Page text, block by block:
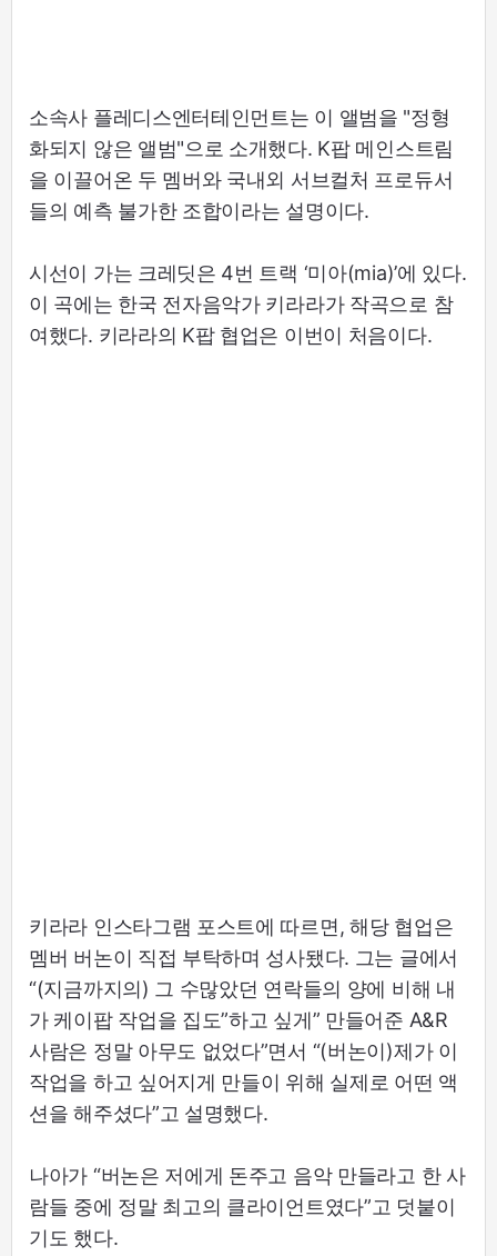
소속사 플레디스엔터테인먼트는 이 앨범을 "정형
화되지 않은 앨범"으로 소개했다. K팝 메인스트림
을 이끌어온 두 멤버와 국내외 서브컬처 프로듀서
들의 예측 불가한 조합이라는 설명이다.
시선이 가는 크레딧은 4번 트랙 ‘미아(mia)’에 있다.
이 곡에는 한국 전자음악가 키라라가 작곡으로 참
여했다. 키라라의 K팝 협업은 이번이 처음이다.
키라라 인스타그램 포스트에 따르면, 해당 협업은
멤버 버논이 직접 부탁하며 성사됐다. 그는 글에서
“(지금까지의) 그 수많았던 연락들의 양에 비해 내
가 케이팝 작업을 집도”하고 싶게” 만들어준 A&R
사람은 정말 아무도 없었다”면서 “(버논이)제가 이
작업을 하고 싶어지게 만들이 위해 실제로 어떤 액
션을 해주셨다”고 설명했다.
나아가 “버논은 저에게 돈주고 음악 만들라고 한 사
람들 중에 정말 최고의 클라이언트였다”고 덧붙이
기도 했다.